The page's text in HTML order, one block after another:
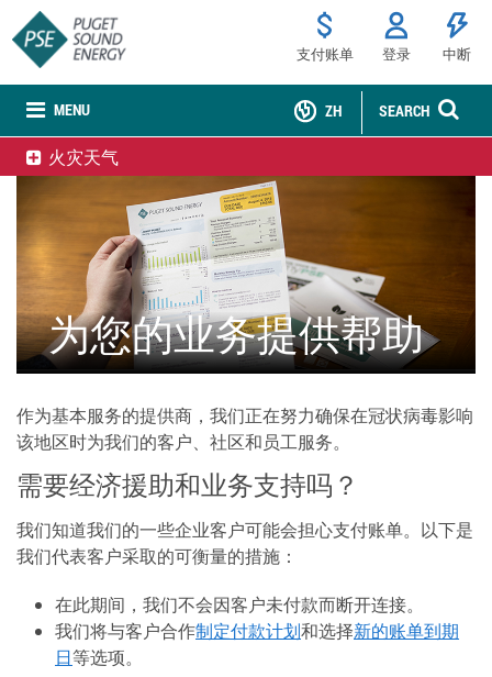
MENU
支付账单 登录 中断
SEARCH
ZH
火灾天气
为您的业务提供帮助
作为基本服务的提供商，我们正在努力确保在冠状病毒影响
该地区时为我们的客户、社区和员工服务。
需要经济援助和业务支持吗？
我们知道我们的一些企业客户可能会担心支付账单。以下是
我们代表客户采取的可衡量的措施：
在此期间，我们不会因客户未付款而断开连接。
我们将与客户合作制定付款计划和选择新的账单到期
日等选项。